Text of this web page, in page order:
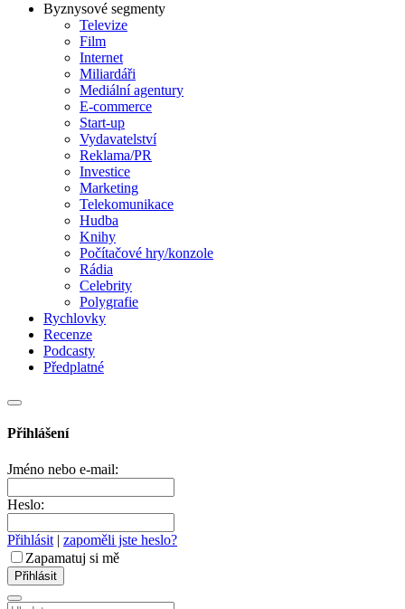
Byznysové segmenty
Televize
Film
Internet
Miliardáři
Mediální agentury
E-commerce
Start-up
Vydavatelství
Reklama/PR
Investice
Marketing
Telekomunikace
Hudba
Knihy
Počítačové hry/konzole
Rádia
Celebrity
Polygrafie
Rychlovky
Recenze
Podcasty
Předplatné
Přihlášení
Jméno nebo e-mail:
Heslo:
Přihlásit | zapoměli jste heslo?
Zapamatuj si mě